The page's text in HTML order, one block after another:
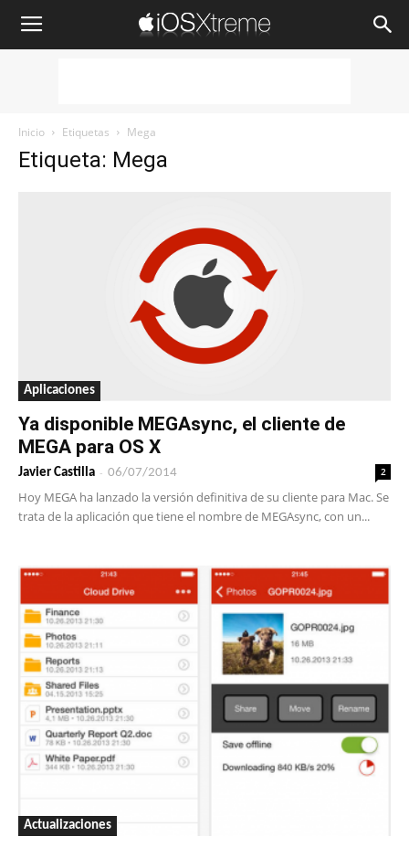
iOSXtreme
Inicio Etiquetas Mega
Etiqueta: Mega
Aplicaciones
Ya disponible MEGAsync, el cliente de
MEGA para OS X
Javier Castilla - 06/07/2014 2
Hoy MEGA ha lanzado la versión definitiva de su cliente para Mac. Se
trata de la aplicación que tiene el nombre de MEGAsync, con un...
Actualizaciones